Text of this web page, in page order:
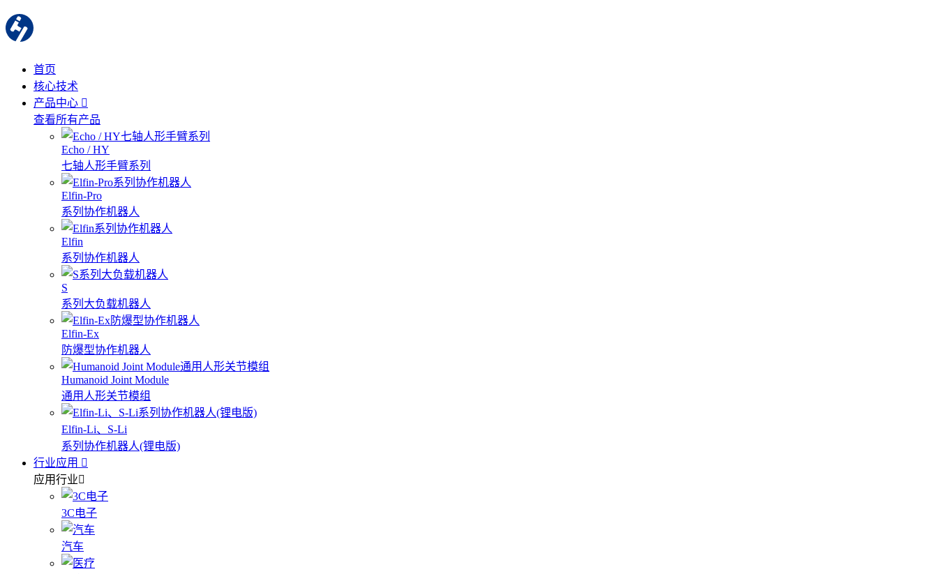
首页
核心技术
产品中心
查看所有产品
Echo / HY
七轴人形手臂系列
Elfin-Pro
系列协作机器人
Elfin
系列协作机器人
S
系列大负载机器人
Elfin-Ex
防爆型协作机器人
Humanoid Joint Module
通用人形关节模组
Elfin-Li、S-Li
系列协作机器人(锂电版)
行业应用
应用行业
3C电子
汽车